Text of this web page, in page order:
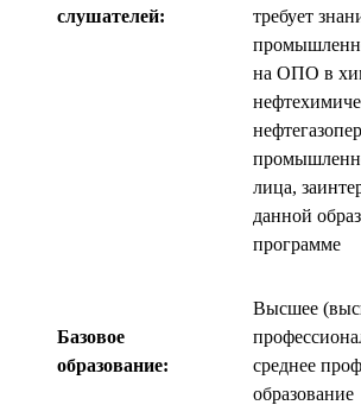
слушателей:
требует
на ОПО в
лица,
данной
программе
Базовое
образование:
Высшее
среднее
образование